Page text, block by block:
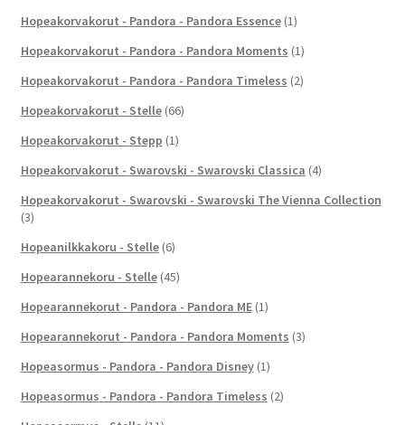
Hopeakorvakorut - Pandora - Pandora Essence (1)
Hopeakorvakorut - Pandora - Pandora Moments (1)
Hopeakorvakorut - Pandora - Pandora Timeless (2)
Hopeakorvakorut - Stelle (66)
Hopeakorvakorut - Stepp (1)
Hopeakorvakorut - Swarovski - Swarovski Classica (4)
Hopeakorvakorut - Swarovski - Swarovski The Vienna Collection
(3)
Hopeanilkkakoru - Stelle (6)
Hopearannekoru - Stelle (45)
Hopearannekorut - Pandora - Pandora ME (1)
Hopearannekorut - Pandora - Pandora Moments (3)
Hopeasormus - Pandora - Pandora Disney (1)
Hopeasormus - Pandora - Pandora Timeless (2)